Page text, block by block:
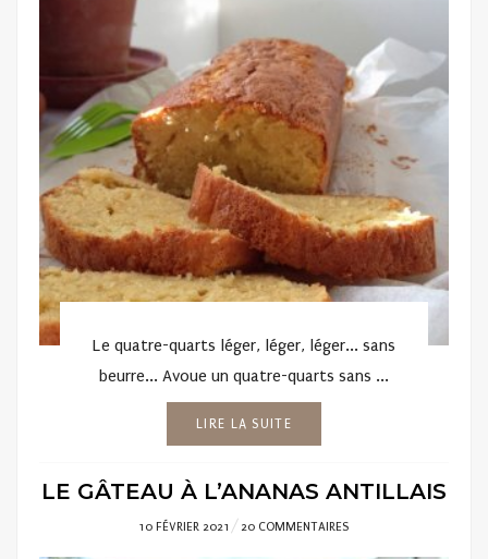
Le quatre-quarts léger, léger, léger... sans
beurre... Avoue un quatre-quarts sans ...
LIRE LA SUITE
LE GÂTEAU À L’ANANAS ANTILLAIS
POSTED
10 FÉVRIER 2021 20 COMMENTAIRES